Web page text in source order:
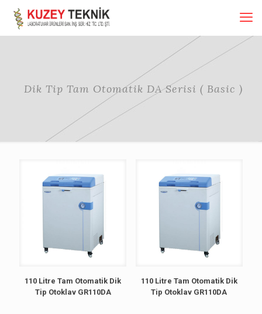
Dik Tip Tam Otomatik DA Serisi ( Basic )
110 Litre Tam Otomatik Dik
Tip Otoklav GR110DA
110 Litre Tam Otomatik Dik
Tip Otoklav GR110DA